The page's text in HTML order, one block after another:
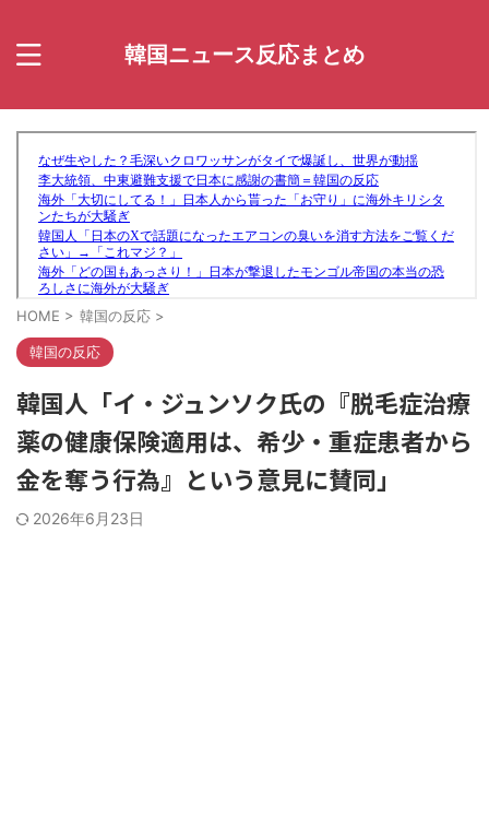
韓国ニュース反応まとめ
HOME > 韓国の反応 >
韓国の反応
韓国人「イ・ジュンソク氏の『脱毛症治療
薬の健康保険適用は、希少・重症患者から
金を奪う行為』という意見に賛同」
2026年6月23日